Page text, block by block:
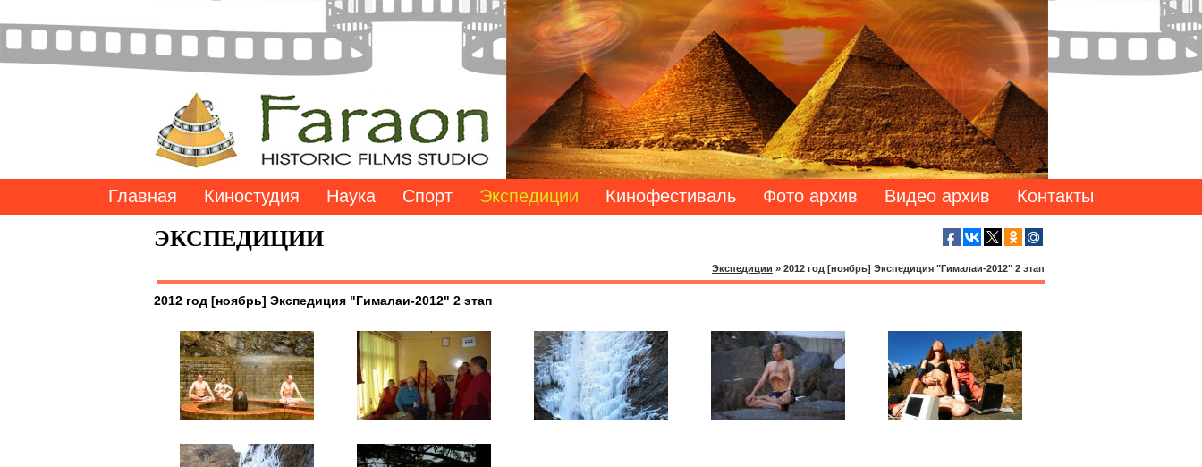
Главная Киностудия Наука Спорт Экспедиции Кинофестиваль Фото архив Видео архив Контакты
ЭКСПЕДИЦИИ
Экспедиции » 2012 год [ноябрь] Экспедиция "Гималаи-2012" 2 этап
2012 год [ноябрь] Экспедиция "Гималаи-2012" 2 этап